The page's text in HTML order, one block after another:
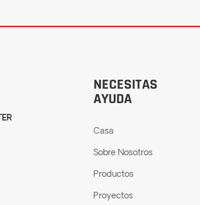
NECESITAS
AYUDA
Casa
Sobre Nosotros
Productos
Proyectos